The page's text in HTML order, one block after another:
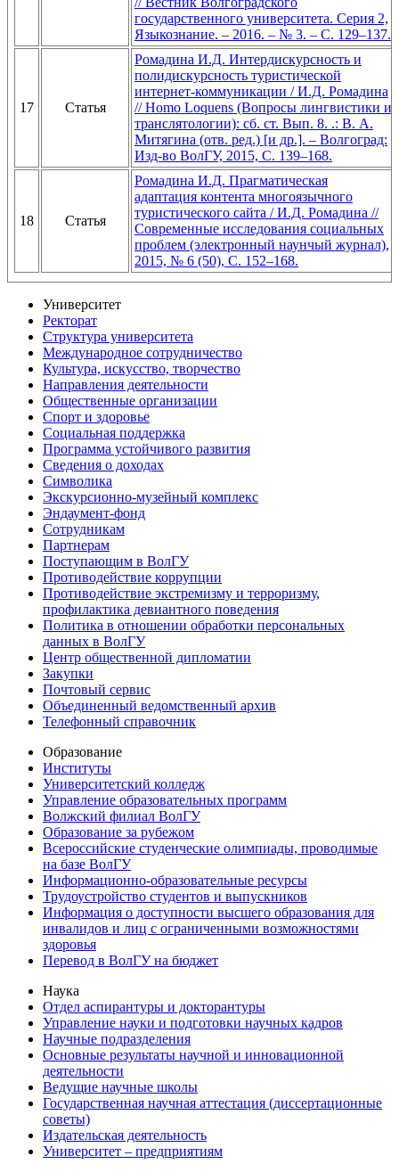
государственного университета. Серия 2,
Языкознание. – 2016. – № 3. – С. 129–137.
17 Статья
Ромадина И.Д. Интердискурсность и
полидискурсность туристической
интернет-коммуникации / И.Д. Ромадина
// Homo Loquens (Вопросы лингвистики и
транслятологии): сб. ст. Вып. 8. .: В. А.
Митягина (отв. ред.) [и др.]. – Волгоград:
Изд-во ВолГУ, 2015, С. 139–168.
18 Статья
Ромадина И.Д. Прагматическая
адаптация контента многоязычного
туристического сайта / И.Д. Ромадина //
Современные исследования социальных
проблем (электронный наунчый журнал),
2015, № 6 (50), С. 152–168.
Университет
Ректорат
Структура университета
Международное сотрудничество
Культура, искусство, творчество
Направления деятельности
Общественные организации
Спорт и здоровье
Социальная поддержка
Программа устойчивого развития
Сведения о доходах
Символика
Экскурсионно-музейный комплекс
Эндаумент-фонд
Сотрудникам
Партнерам
Поступающим в ВолГУ
Противодействие коррупции
Противодействие экстремизму и терроризму,
профилактика девиантного поведения
Политика в отношении обработки персональных
данных в ВолГУ
Центр общественной дипломатии
Закупки
Почтовый сервис
Объединенный ведомственный архив
Телефонный справочник
Образование
Институты
Университетский колледж
Управление образовательных программ
Волжский филиал ВолГУ
Образование за рубежом
Всероссийские студенческие олимпиады, проводимые
на базе ВолГУ
Информационно-образовательные ресурсы
Трудоустройство студентов и выпускников
Информация о доступности высшего образования для
инвалидов и лиц с ограниченными возможностями
здоровья
Перевод в ВолГУ на бюджет
Наука
Отдел аспирантуры и докторантуры
Управление науки и подготовки научных кадров
Научные подразделения
Основные результаты научной и инновационной
деятельности
Ведущие научные школы
Государственная научная аттестация (диссертационные
советы)
Издательская деятельность
Университет – предприятиям